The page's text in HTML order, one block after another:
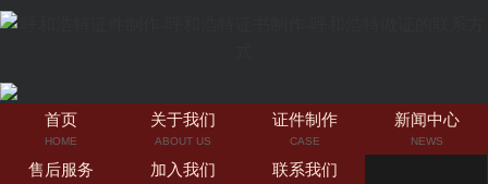
首页
HOME
关于我们
ABOUT US
证件制作
CASE
新闻中心
NEWS
售后服务 加入我们 联系我们